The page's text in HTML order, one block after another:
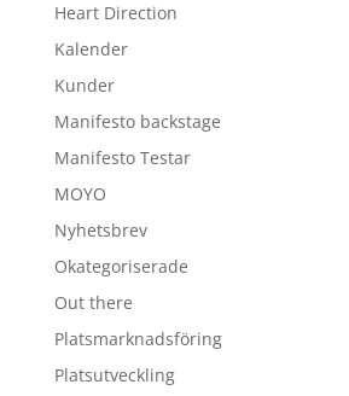
Heart Direction
Kalender
Kunder
Manifesto backstage
Manifesto Testar
MOYO
Nyhetsbrev
Okategoriserade
Out there
Platsmarknadsföring
Platsutveckling